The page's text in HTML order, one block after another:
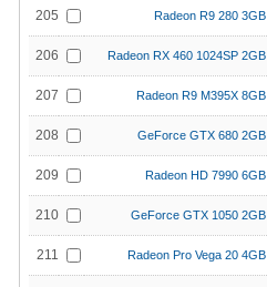
205 Radeon R9 280 3GB
206 Radeon RX 460 1024SP 2GB
207 Radeon R9 M395X 8GB
208 GeForce GTX 680 2GB
209 Radeon HD 7990 6GB
210 GeForce GTX 1050 2GB
211 Radeon Pro Vega 20 4GB